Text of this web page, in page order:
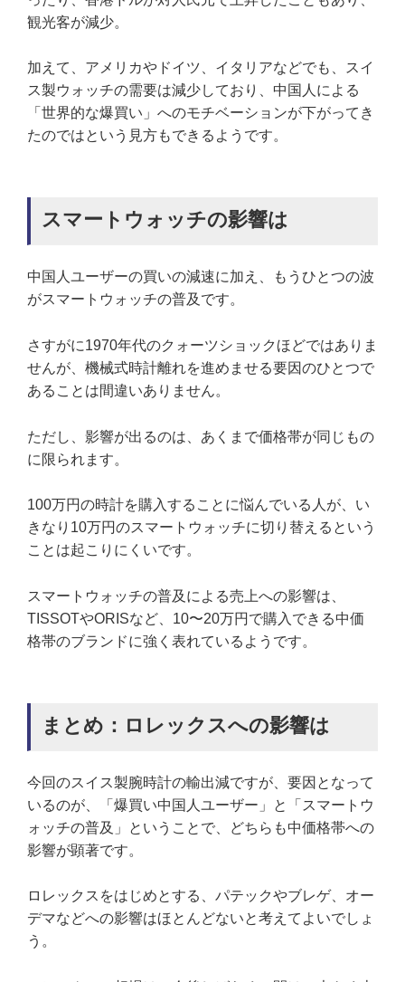
観光客が減少。
加えて、アメリカやドイツ、イタリアなどでも、スイ
ス製ウォッチの需要は減少しており、中国人による
「世界的な爆買い」へのモチベーションが下がってき
たのではという見方もできるようです。
スマートウォッチの影響は
中国人ユーザーの買いの減速に加え、もうひとつの波
がスマートウォッチの普及です。
さすがに1970年代のクォーツショックほどではありま
せんが、機械式時計離れを進めませる要因のひとつで
あることは間違いありません。
ただし、影響が出るのは、あくまで価格帯が同じもの
に限られます。
100万円の時計を購入することに悩んでいる人が、い
きなり10万円のスマートウォッチに切り替えるという
ことは起こりにくいです。
スマートウォッチの普及による売上への影響は、
TISSOTやORISなど、10〜20万円で購入できる中価
格帯のブランドに強く表れているようです。
まとめ：ロレックスへの影響は
今回のスイス製腕時計の輸出減ですが、要因となって
いるのが、「爆買い中国人ユーザー」と「スマートウ
ォッチの普及」ということで、どちらも中価格帯への
影響が顕著です。
ロレックスをはじめとする、パテックやブレゲ、オー
デマなどへの影響はほとんどないと考えてよいでしょ
う。